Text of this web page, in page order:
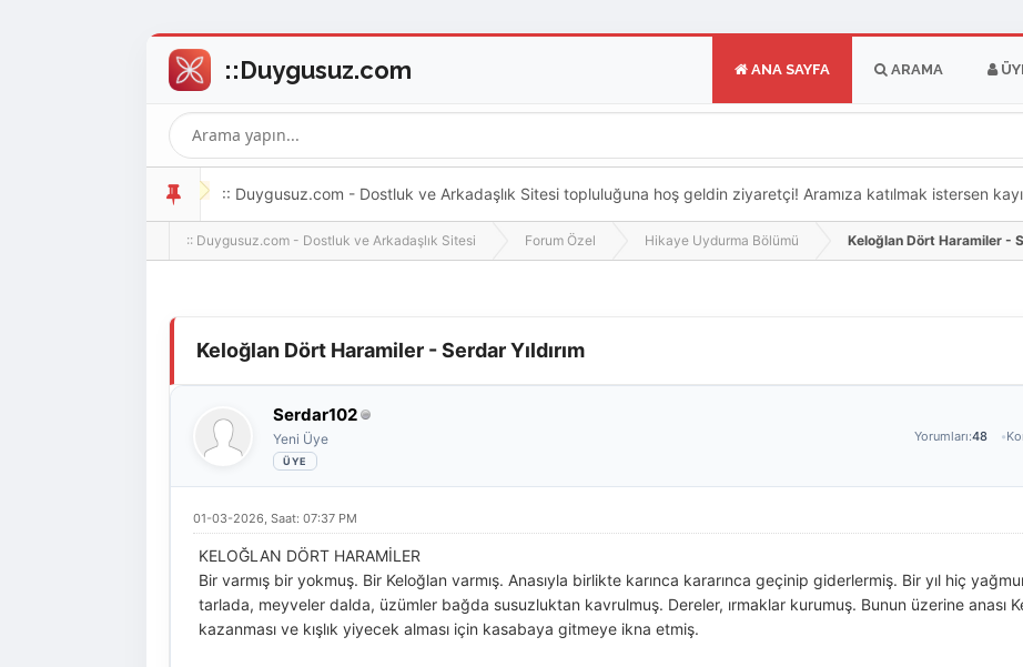
ANA SAYFA ARAMA
:: Duygusuz.com - Dostluk ve Arkadaşlık Sitesi topluluğuna hoş geldin ziyaretçi! Aramıza katılmak istersen
oldukça kolay ve zahmetsizdir.
:: Duygusuz.com - Dostluk ve Arkadaşlık Sitesi Forum Özel Hikaye Uydurma Bölümü Keloğlan Dört Haramiler -
Keloğlan Dört Haramiler - Serdar Yıldırım
Serdar102
Yeni Üye Yorumları:48
01-03-2026, Saat: 07:37 PM
KELOĞLAN DÖRT HARAMİLER
Bir varmış bir yokmuş. Bir Keloğlan varmış. Anasıyla birlikte karınca kararınca geçinip giderlermiş. Bir yıl hiç
tarlada, meyveler dalda, üzümler bağda susuzluktan kavrulmuş. Dereler, ırmaklar kurumuş. Bunun üzerine anası
kazanması ve kışlık yiyecek alması için kasabaya gitmeye ikna etmiş.